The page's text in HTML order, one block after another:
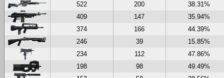
522
200
38.31%
409
147
35.94%
374
166
44.39%
246
39
15.85%
234
112
47.86%
198
98
49.49%